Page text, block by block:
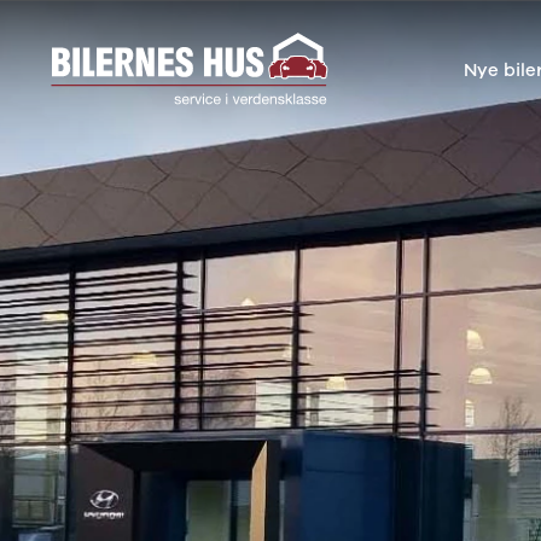
Nye biler
Modeller
Anmeldelser
Privatleasing
Kampagner
LEAF
Modeller
Anmeldelser
Privatleasing
ARIYA
Modeller
Anmeldelser
Privatleasing
Kampagner
Juke
Modeller
Brugte biler
Bilmærker
bilmærker
Aiways
U5
Alfa Romeo
Se alle Alfa
Romeo
Giulia
Stelvio
Audi
Se alle Audi
A1
A3
Bilmagasin
Bilmærker
Alle artikler
Nissan
OMODA
JAECOO
Kia
Volkswagen
Audi
Skoda
BMW
Kategorier
Bilnyt
Biltest
Alt om elbiler
Alt om varebiler
Nye